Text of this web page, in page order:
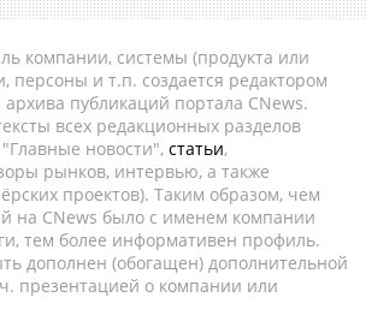
компании, системы (продукта или
персоны и т.п. создается редактором
публикаций портала CNews.
всех редакционных разделов
новости", статьи,
рынков, интервью, а также
проектов). Таким образом, чем
на CNews было с именем компании
тем более информативен профиль.
дополнен (обогащен) дополнительной
презентацией о компании или